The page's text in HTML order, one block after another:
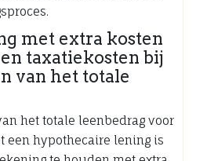
met extra kosten
taxatiekosten bij
van het totale
het totale leenbedrag voor
een hypothecaire lening is